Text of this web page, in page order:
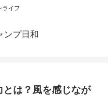
ライフ
ンプ日和
は？風を感じなが